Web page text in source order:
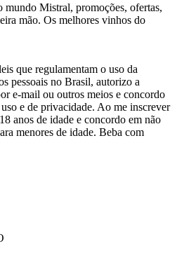
mundo Mistral, promoções, ofertas,
mão. Os melhores vinhos do
que regulamentam o uso da
pessoais no Brasil, autorizo a
e-mail ou outros meios e concordo
e de privacidade. Ao me inscrever
anos de idade e concordo em não
menores de idade. Beba com